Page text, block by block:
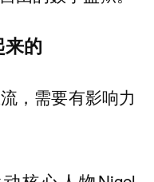
的
，需要有影响力